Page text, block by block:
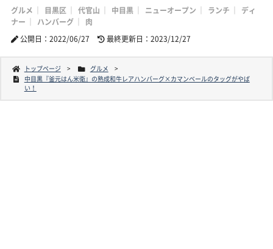
グルメ 目黒区 代官山 中目黒 ニューオープン ランチ
ディ
ナー
ハンバーグ
肉
公開日：2022/06/27
最終更新日：2023/12/27
トップページ
グルメ
中目黒『釜元はん米衛』の熟成和牛レアハンバーグ×カマンベールのタッグがやば
い！